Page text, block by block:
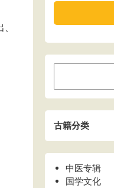
古籍分类
中医专辑
国学文化